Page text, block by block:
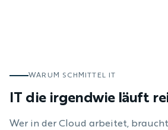
WARUM SCHMITTEL IT
IT die irgendwie läuft
Wer in der Cloud arbeitet,